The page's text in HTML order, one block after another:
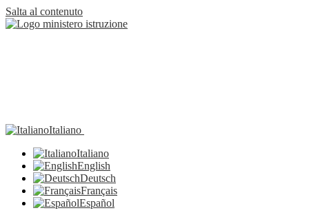
Salta al contenuto
Italiano
Italiano
English
Deutsch
Français
Español